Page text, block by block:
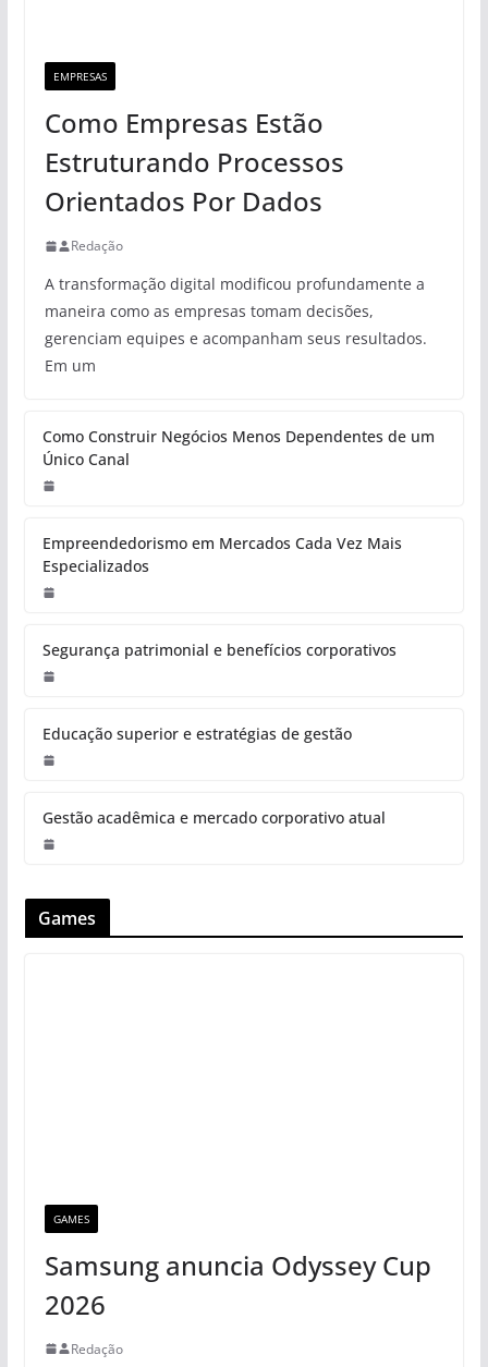
EMPRESAS
Como Empresas Estão
Estruturando Processos
Orientados Por Dados
Redação
A transformação digital modificou profundamente a
maneira como as empresas tomam decisões,
gerenciam equipes e acompanham seus resultados.
Em um
Como Construir Negócios Menos Dependentes de um
Único Canal
Empreendedorismo em Mercados Cada Vez Mais
Especializados
Segurança patrimonial e benefícios corporativos
Educação superior e estratégias de gestão
Gestão acadêmica e mercado corporativo atual
Games
GAMES
Samsung anuncia Odyssey Cup
2026
Redação